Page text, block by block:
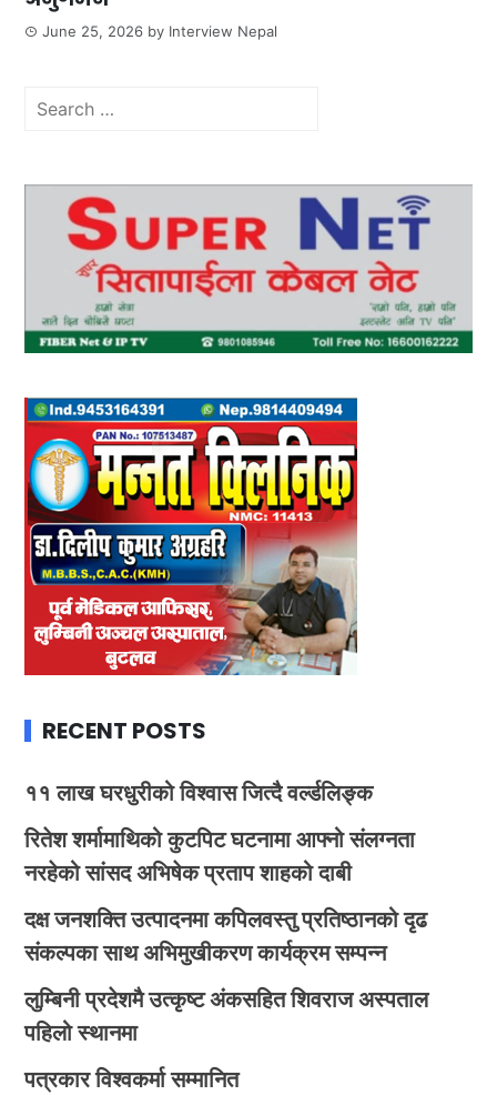
June 25, 2026 by Interview Nepal
Search
RECENT POSTS
११ लाख घरधुरीको विश्वास जित्दै वर्ल्डलिङ्क
रितेश शर्मामाथिको कुटपिट घटनामा आफ्नो संलग्नता
नरहेको सांसद अभिषेक प्रताप शाहको दाबी
दक्ष जनशक्ति उत्पादनमा कपिलवस्तु प्रतिष्ठानको दृढ
संकल्पका साथ अभिमुखीकरण कार्यक्रम सम्पन्न
लुम्बिनी प्रदेशमै उत्कृष्ट अंकसहित शिवराज अस्पताल
पहिलो स्थानमा
पत्रकार विश्वकर्मा सम्मानित